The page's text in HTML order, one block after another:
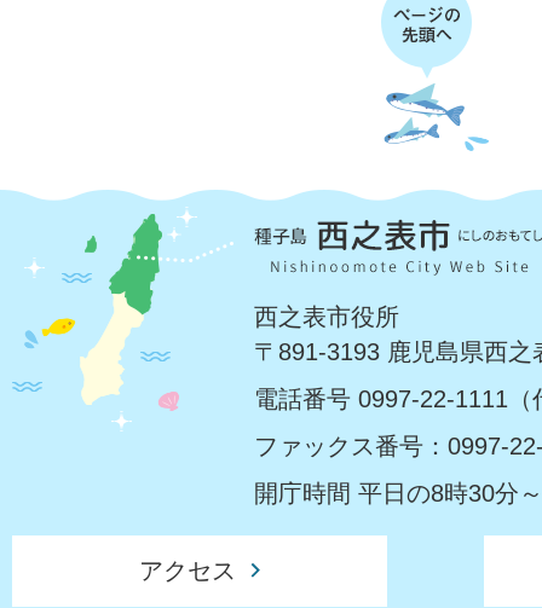
西之表市役所
〒891-3193 鹿児島県西
電話番号 0997-22-1111（
ファックス番号：0997-
開庁時間 平日の8時30分
アクセス